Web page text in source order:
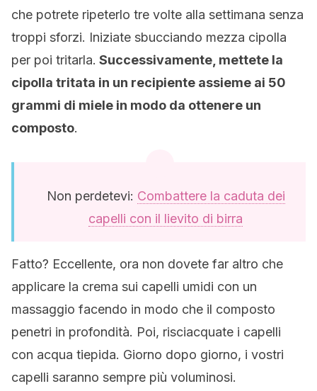
che potrete ripeterlo tre volte alla settimana senza
troppi sforzi. Iniziate sbucciando mezza cipolla
per poi tritarla. Successivamente, mettete la
cipolla tritata in un recipiente assieme ai 50
grammi di miele in modo da ottenere un
composto.
Non perdetevi: Combattere la caduta dei
capelli con il lievito di birra
Fatto? Eccellente, ora non dovete far altro che
applicare la crema sui capelli umidi con un
massaggio facendo in modo che il composto
penetri in profondità. Poi, risciacquate i capelli
con acqua tiepida. Giorno dopo giorno, i vostri
capelli saranno sempre più voluminosi.